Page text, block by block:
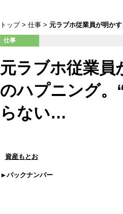
トップ 仕事 元ラブホ従業員が明か
仕事
元ラブホ従業員
のハプニング。
らない…
資産もとお
バックナンバー